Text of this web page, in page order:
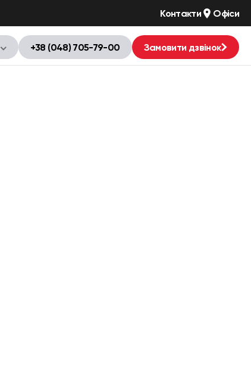
Контакти Офіси
+38 (048) 705-79-00 Замовити дзвінок